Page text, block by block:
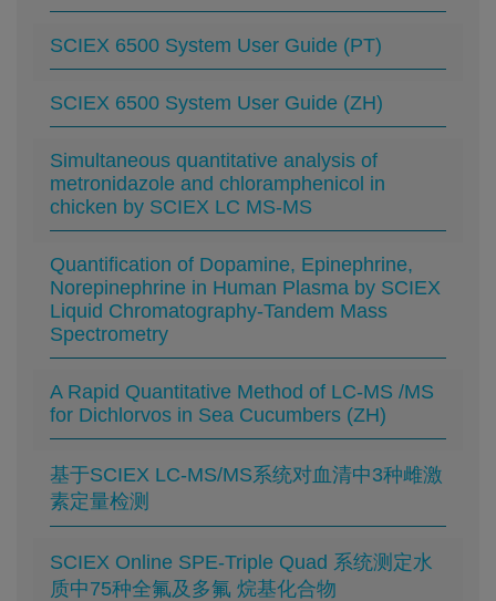
SCIEX 6500 System User Guide (PT)
SCIEX 6500 System User Guide (ZH)
Simultaneous quantitative analysis of
metronidazole and chloramphenicol in
chicken by SCIEX LC MS-MS
Quantification of Dopamine, Epinephrine,
Norepinephrine in Human Plasma by SCIEX
Liquid Chromatography-Tandem Mass
Spectrometry
A Rapid Quantitative Method of LC-MS /MS
for Dichlorvos in Sea Cucumbers (ZH)
基于SCIEX LC-MS/MS系统对血清中3种雌激
素定量检测
SCIEX Online SPE-Triple Quad 系统测定水
质中75种全氟及多氟 烷基化合物